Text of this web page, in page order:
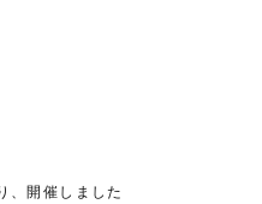
、開催しました